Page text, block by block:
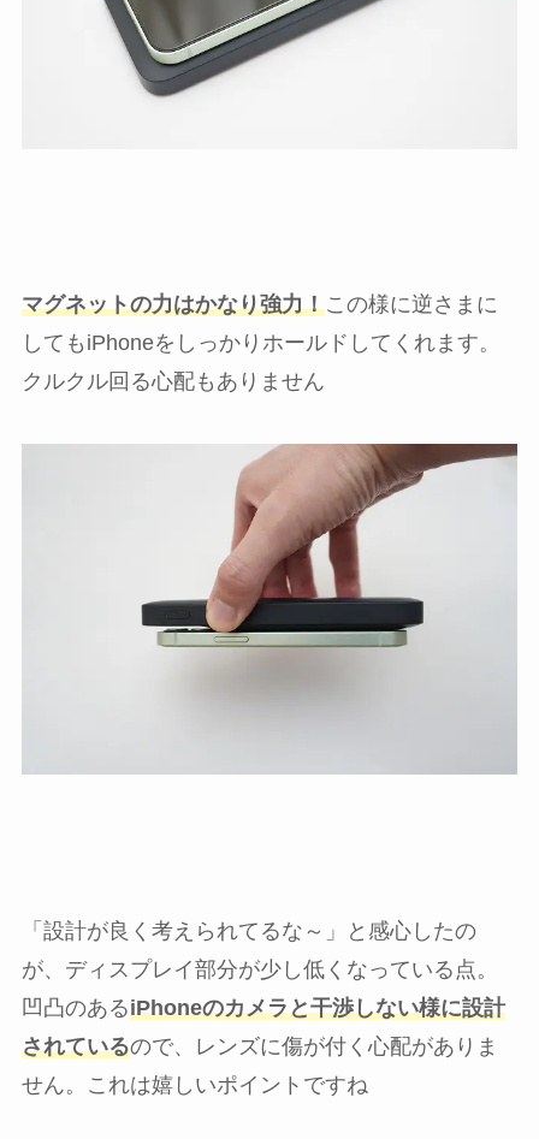
マグネットの力はかなり強力！この様に逆さまに
してもiPhoneをしっかりホールドしてくれます。
クルクル回る心配もありません
「設計が良く考えられてるな～」と感心したの
が、ディスプレイ部分が少し低くなっている点。
凹凸のあるiPhoneのカメラと干渉しない様に設計
されているので、レンズに傷が付く心配がありま
せん。これは嬉しいポイントですね